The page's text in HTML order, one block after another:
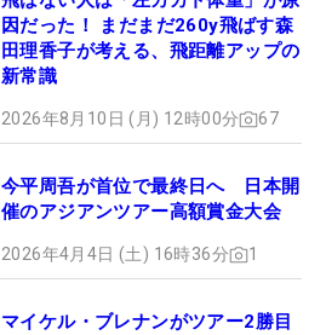
因だった！ まだまだ260y飛ばす森
田理香子が考える、飛距離アップの
新常識
2026年8月10日 (月) 12時00分 67
今平周吾が首位で最終日へ 日本開
催のアジアンツアー高額賞金大会
2026年4月4日 (土) 16時36分 1
マイケル・ブレナンがツアー2勝目